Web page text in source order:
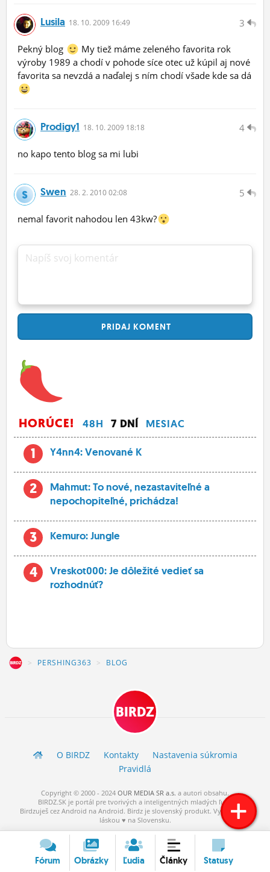
3
Lusila 18. 10. 2009 16:49
Pekný blog
My tiež máme zeleného favorita rok
výroby 1989 a chodí v pohode síce otec už kúpil aj nové
favorita sa nevzdá a naďalej s ním chodí všade kde sa dá
4
Prodigy1 18. 10. 2009 18:18
no kapo tento blog sa mi lubi
5
Swen 28. 2. 2010 02:08
nemal favorit nahodou len 43kw?
Napíš svoj komentár
PRIDAJ KOMENT
HORÚCE! 48H 7 DNÍ MESIAC
1 Y4nn4: Venované K
2
Mahmut: To nové, nezastaviteľné a
nepochopiteľné, prichádza!
3 Kemuro: Jungle
4
Vreskot000: Je dôležité vedieť sa
rozhodnúť?
PERSHING363 BLOG
BIRDZ
O BIRDZ Kontakty
Nastavenia súkromia
Pravidlá
Copyright © 2000 - 2024 OUR MEDIA SR a.s. a autori obsahu.
BIRDZ.SK je portál pre tvorivých a inteligentných mladých ľudí.
Birdzuješ cez Android na Android. Birdz je slovenský produkt. Vytvorené s
láskou ♥ na Slovensku.
Fórum Obrázky Ľudia Články Statusy